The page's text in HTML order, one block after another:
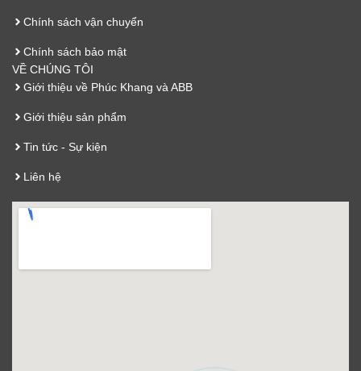
Chính sách vận chuyển
Chính sách bảo mật
VỀ CHÚNG TÔI
Giới thiệu về Phúc Khang và ABB
Giới thiệu sản phẩm
Tin tức - Sự kiện
Liên hệ